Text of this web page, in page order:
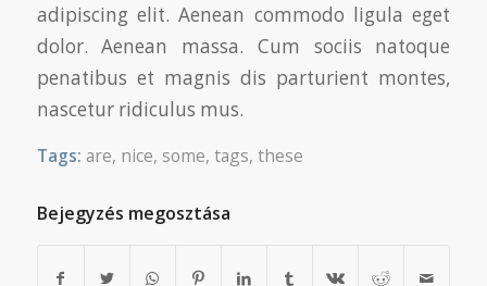
adipiscing elit. Aenean commodo ligula eget
dolor. Aenean massa. Cum sociis natoque
penatibus et magnis dis parturient montes,
nascetur ridiculus mus.
Tags: are, nice, some, tags, these
Bejegyzés megosztása